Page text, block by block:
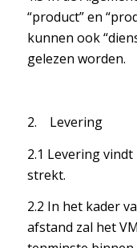
“product” en
kunnen ook
gelezen worden.
2. Levering
2.1 Levering
strekt.
2.2 In het kader
afstand zal het